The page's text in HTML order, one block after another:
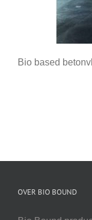
Bio based
OVER BIO BOUND